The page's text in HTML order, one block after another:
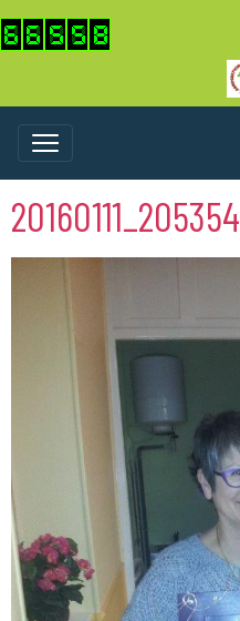
20160111_205354